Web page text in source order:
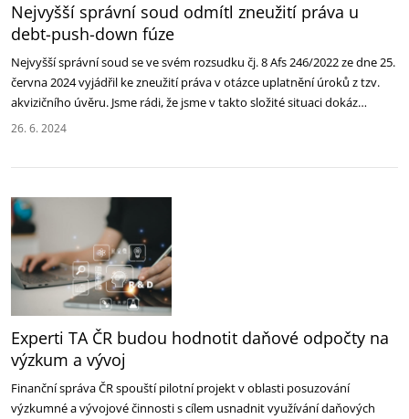
Nejvyšší správní soud odmítl zneužití práva u
debt-push-down fúze
Nejvyšší správní soud se ve svém rozsudku čj. 8 Afs 246/2022 ze dne 25.
června 2024 vyjádřil ke zneužití práva v otázce uplatnění úroků z tzv.
akvizičního úvěru. Jsme rádi, že jsme v takto složité situaci dokáz…
26. 6. 2024
Experti TA ČR budou hodnotit daňové odpočty na
výzkum a vývoj
Finanční správa ČR spouští pilotní projekt v oblasti posuzování
výzkumné a vývojové činnosti s cílem usnadnit využívání daňových